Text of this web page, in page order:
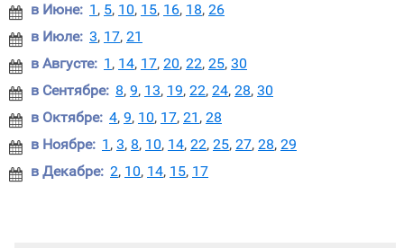
 в Июне: 1 , 5, 10, 15, 16, 18, 26
 в Июле: 3, 17, 21
 в Августе: 1 , 14, 17, 20, 22, 25, 30
 в Сентябре: 8, 9, 13, 19, 22, 24, 28, 30
 в Октябре: 4, 9, 10, 17, 21 , 28
 в Ноябре: 1 , 3, 8, 10, 14, 22, 25, 27, 28, 29
 в Декабре: 2, 10, 14, 15, 17